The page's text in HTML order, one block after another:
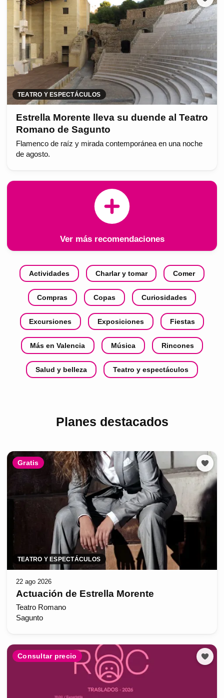
TEATRO Y ESPECTÁCULOS
Estrella Morente lleva su duende al Teatro
Romano de Sagunto
Flamenco de raíz y mirada contemporánea en una noche
de agosto.
Ver más recomendaciones
Actividades Charlar y tomar Comer
Compras Copas Curiosidades
Excursiones Exposiciones Fiestas
Más en Valencia Música Rincones
Salud y belleza Teatro y espectáculos
Planes destacados
Gratis
TEATRO Y ESPECTÁCULOS
22 ago 2026
Actuación de Estrella Morente
Teatro Romano
Sagunto
Consultar precio